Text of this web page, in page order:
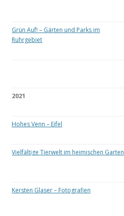
Grün Auf! – Gärten und Parks im
Ruhrgebiet
2021
Hohes Venn – Eifel
Vielfältige Tierwelt im heimischen Garten
Kersten Glaser – Fotografien